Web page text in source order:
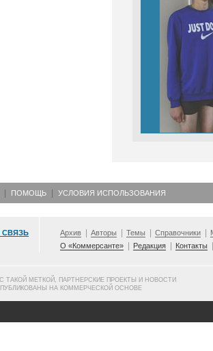
ПОМОЩЬ УСЛОВИЯ ИСПОЛЬЗОВАНИЯ
СВЯЗЬ Архив Авторы Темы Справочники
О «Коммерсанте»
Редакция Контакты
ТАКОЙ МЕТКОЙ, ПАРТНЕРСКИЕ ПРОЕКТЫ И НОВОСТИ
НА КОММЕРЧЕСКОЙ ОСНОВЕ